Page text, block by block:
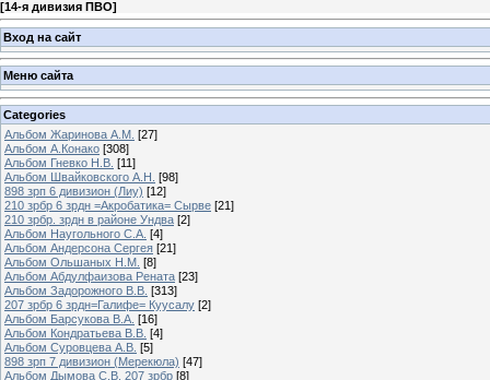
[14-я дивизия ПВО]
Вход на сайт
Меню сайта
Categories
Альбом Жаринова А.М. [27]
Альбом А.Конако [308]
Альбом Гневко Н.В. [11]
Альбом Швайковского А.Н. [98]
898 зрп 6 дивизион (Лиу) [12]
210 зрбр 6 зрдн =Акробатика= Сырве [21]
210 зрбр. зрдн в районе Ундва [2]
Альбом Наугольного С.А. [4]
Альбом Андерсона Сергея [21]
Альбом Ольшаных Н.М. [8]
Альбом Абдулфаизова Рената [23]
Альбом Задорожного В.В. [313]
207 зрбр 6 зрдн=Галифе= Куусалу [2]
Альбом Барсукова В.А. [16]
Альбом Кондратьева В.В. [4]
Альбом Суровцева А.В. [5]
898 зрп 7 дивизион (Мерекюла) [47]
Альбом Дымова С.В. 207 зрбр [8]